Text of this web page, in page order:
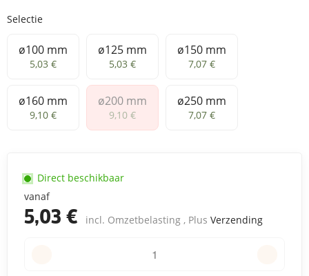
Selectie
ø100 mm
ø100 mm
5,03 €
ø125 mm
ø125 mm
5,03 €
ø150 mm
ø150 mm
7,07 €
ø160 mm
ø160 mm
9,10 €
ø200 mm
ø200 mm
9,10 €
ø250 mm
ø250 mm
7,07 €
vanaf
5,03 € incl. Omzetbelasting , Plus Verzending
Direct beschikbaar